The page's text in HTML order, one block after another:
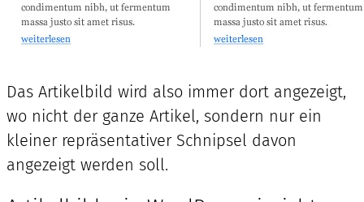
Das Artikelbild wird also immer dort angezeigt,
wo nicht der ganze Artikel, sondern nur ein
kleiner repräsentativer Schnipsel davon
angezeigt werden soll.